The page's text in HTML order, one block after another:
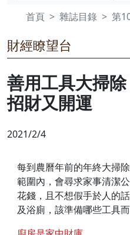
首頁 雜誌目錄 第
財經瞭望台
善用工具大掃
招財又開運
2021/2/4
每到農曆年前的年終大掃
範圍內，會尋求家事清潔
花錢，且不想假手於人的
及浴廁，該準備哪些工具